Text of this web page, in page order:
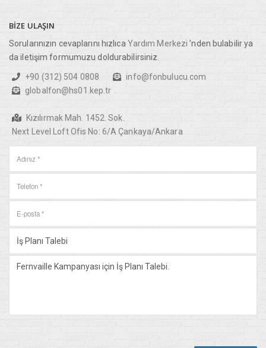
BIZE ULAŞIN
Sorularınızın cevaplarını hızlıca Yardım Merkezi ’nden bulabilir ya
da iletişim formumuzu doldurabilirsiniz.
+90 (312) 504 0808
info@fonbulucu.com
globalfon@hs01.kep.tr
Kızılırmak Mah. 1452. Sok.
Next Level Loft Ofis No: 6/A Çankaya/Ankara